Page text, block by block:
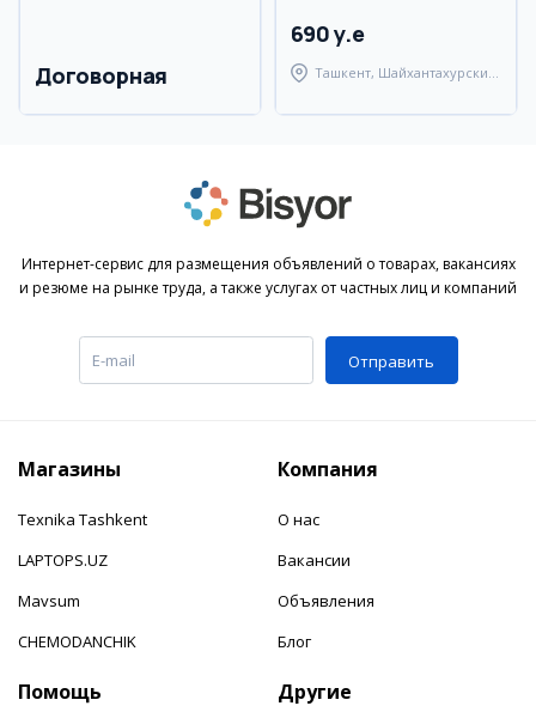
Договорная
690 y.e
Ташкент, Шайхантахурский
Интернет-сервис для размещения объявлений о товарах, вакансиях
и резюме на рынке труда, а также услугах от частных лиц и компаний
Отправить
Магазины
Texnika Tashkent
LAPTOPS.UZ
Mavsum
CHEMODANCHIK
Компания
О нас
Вакансии
Объявления
Блог
Помощь Другие